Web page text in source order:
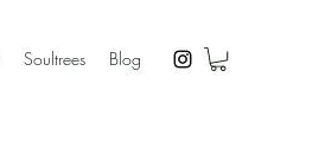
Soultrees Blog